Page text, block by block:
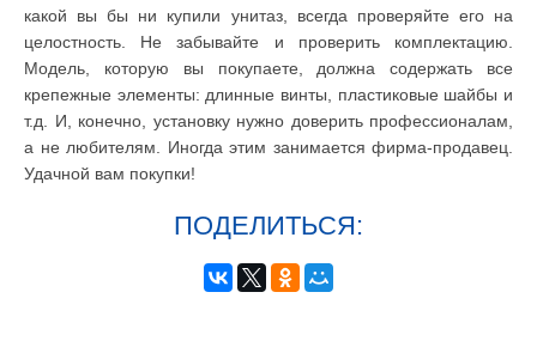
какой вы бы ни купили унитаз, всегда проверяйте его на
целостность. Не забывайте и проверить комплектацию.
Модель, которую вы покупаете, должна содержать все
крепежные элементы: длинные винты, пластиковые шайбы и
т.д. И, конечно, установку нужно доверить профессионалам,
а не любителям. Иногда этим занимается фирма-продавец.
Удачной вам покупки!
ПОДЕЛИТЬСЯ: